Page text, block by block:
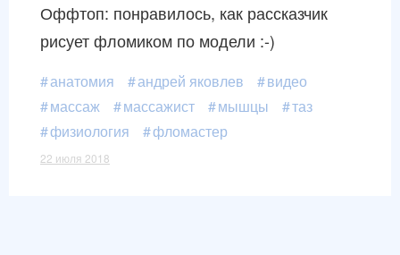
Оффтоп: понравилось, как рассказчик
рисует фломиком по модели :-)
анатомия андрей яковлев
видео
массаж
массажист мышцы
таз
физиология
фломастер
22 июля 2018